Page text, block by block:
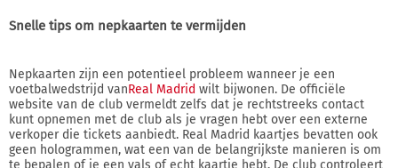
Snelle tips om nepkaarten te vermijden
Nepkaarten zijn een potentieel probleem wanneer je een
voetbalwedstrijd vanReal Madrid wilt bijwonen. De officiële
website van de club vermeldt zelfs dat je rechtstreeks contact
kunt opnemen met de club als je vragen hebt over een externe
verkoper die tickets aanbiedt. Real Madrid kaartjes bevatten ook
geen hologrammen, wat een van de belangrijkste manieren is om